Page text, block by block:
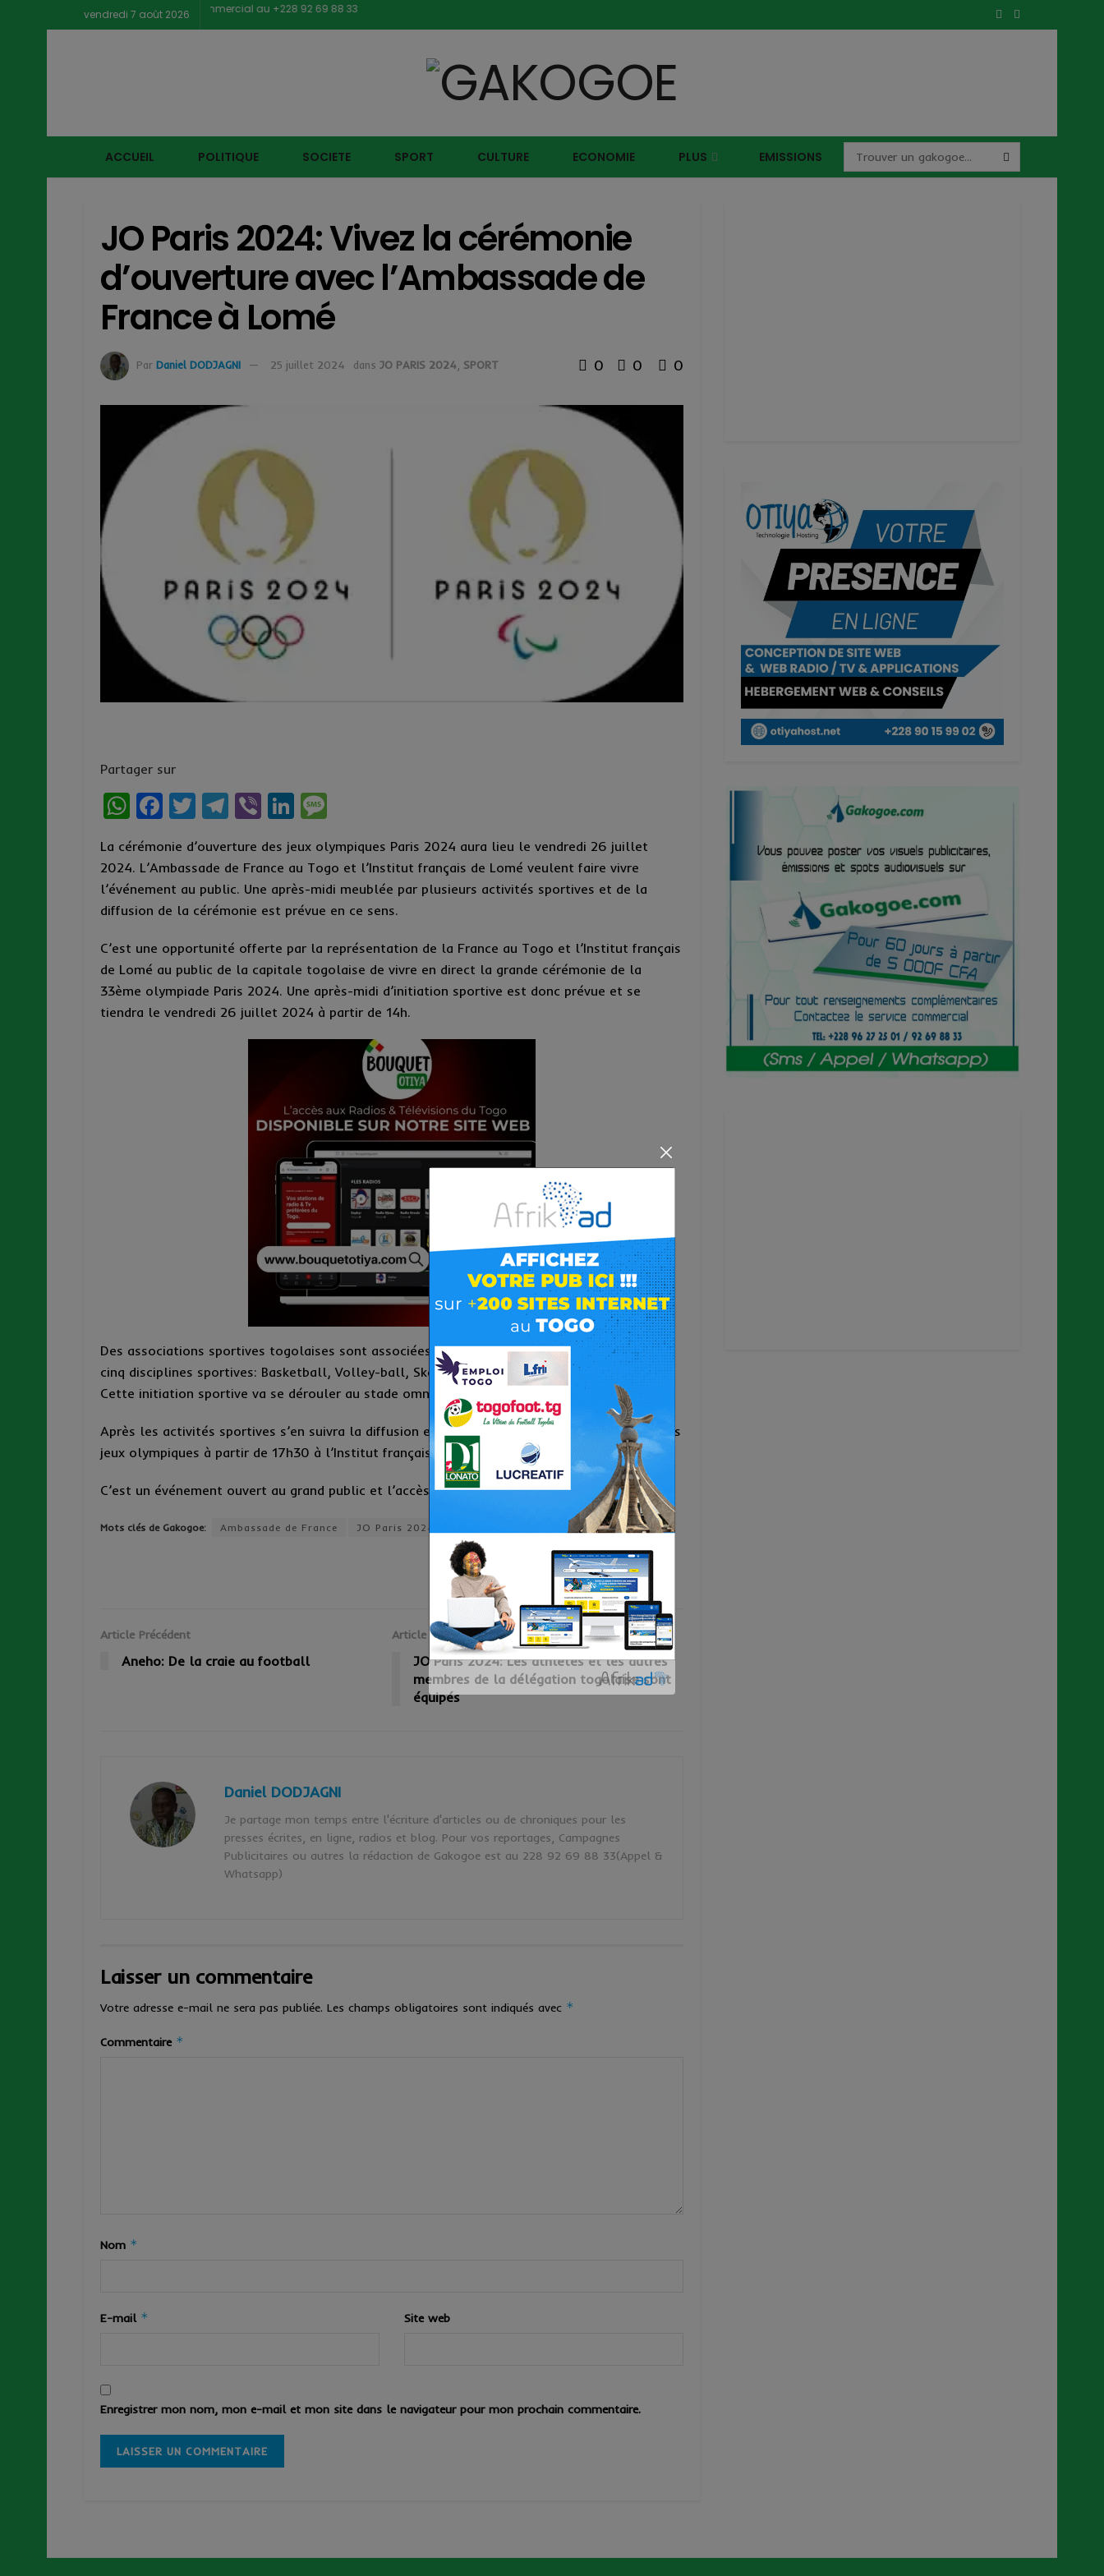
vendredi 7 août 2026
Contacter notre service commercial au +228 92 69 88 33
ACCUEIL POLITIQUE SOCIETE SPORT CULTURE ECONOMIE PLUS EMISSIONS
JO Paris 2024: Vivez la cérémonie
d’ouverture avec l’Ambassade de
France à Lomé
Par Daniel DODJAGNI 25 juillet 2024 dans JO PARIS 2024 SPORT 0 0 0
Partager sur
W
h
at
s
A
p
F
ce
b
o
k
T
it
te
r
T
e
g
r
a
m
Vi
er
Li
ke
dI
n
s
a
g
La cérémonie d’ouverture des jeux olympiques Paris 2024 aura lieu le vendredi 26 juillet
2024. L’Ambassade de France au Togo et l’Institut français de Lomé veulent faire vivre
l’événement au public. Une après-midi meublée par plusieurs activités sportives et de la
diffusion de la cérémonie est prévue en ce sens.
C’est une opportunité offerte par la représentation de la France au Togo et l’Institut français
de Lomé au public de la capitale togolaise de vivre en direct la grande cérémonie de la
33ème olympiade Paris 2024. Une après-midi d’initiation sportive est donc prévue et se
tiendra le vendredi 26 juillet 2024 à partir de 14h.
Des associations sportives togolaises sont associées à l’événement qui prendra en compte
cinq disciplines sportives: Basketball, Volley-ball, Skateboard, Breakdance et du Football.
Cette initiation sportive va se dérouler au stade omnisports de Lomé.
Après les activités sportives s’en suivra la diffusion en direct de la cérémonie d’ouverture des
jeux olympiques à partir de 17h30 à l’Institut français de Lomé.
C’est un événement ouvert au grand public et l’accès est gratuit.
Mots clés de Gakogoe: Ambassade de France JO Paris 2024
Article Précédent
Aneho: De la craie au football
Article Suivant
JO Paris 2024: Les athlètes et les autres
membres de la délégation togolaise sont
équipés
Daniel DODJAGNI
Je partage mon temps entre l'écriture d'articles ou de chroniques pour les
presses écrites, en ligne, radios et blog. Pour vos reportages, Campagnes
Publicitaires ou autres la rédaction de Gakogoe est au 228 92 69 88 33(Appel &
Whatsapp)
Laisser un commentaire
Votre adresse e-mail ne sera pas publiée. Les champs obligatoires sont indiqués avec *
Commentaire *
Nom *
E-mail * Site web
Enregistrer mon nom, mon e-mail et mon site dans le navigateur pour mon prochain commentaire.